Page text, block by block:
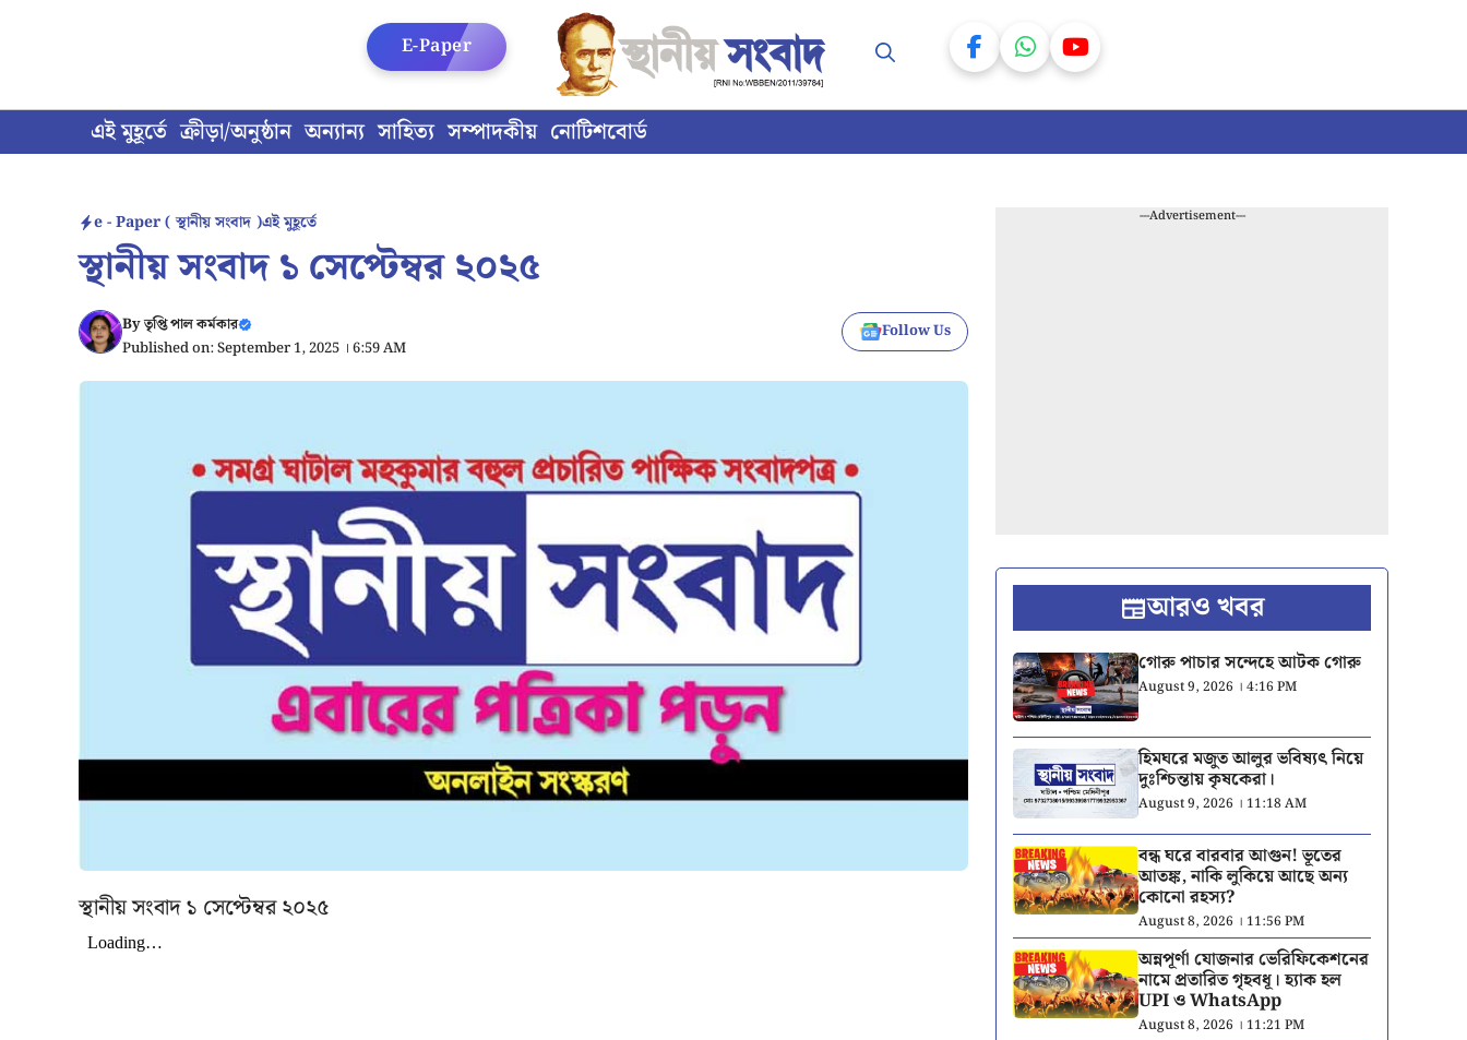
এই মুহূর্তে ক্রীড়া/অনুষ্ঠান অন্যান্য সাহিত্য সম্পাদকীয় নোটিশবোর্ড
E-Paper
e - Paper ( স্থানীয় সংবাদ )এই মুহূর্তে
স্থানীয় সংবাদ ১ সেপ্টেম্বর ২০২৫
Byতৃপ্তি পাল কর্মকার
Published on: September 1, 2025 । 6:59 AM
Follow Us
স্থানীয় সংবাদ ১ সেপ্টেম্বর ২০২৫
---Advertisement---
আরও খবর
গোরু পাচার সন্দেহে আটক গোরু
August 9, 2026 । 4:16 PM
হিমঘরে মজুত আলুর ভবিষ্যৎ নিয়ে
দুঃশ্চিন্তায় কৃষকেরা।
August 9, 2026 । 11:18 AM
বন্ধ ঘরে বারবার আগুন! ভূতের
আতঙ্ক, নাকি লুকিয়ে আছে অন্য
কোনো রহস্য?
August 8, 2026 । 11:56 PM
অন্নপূর্ণা যোজনার ভেরিফিকেশনের
নামে প্রতারিত গৃহবধূ। হ্যাক হল
UPI ও WhatsApp
August 8, 2026 । 11:21 PM